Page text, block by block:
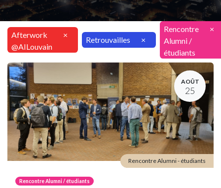
Afterwork
@AILouvain
×
Retrouvailles ×
Rencontre
Alumni /
étudiants
×
AOÛT
25
Rencontre Alumni / étudiants
Rencontre Alumni - étudiants